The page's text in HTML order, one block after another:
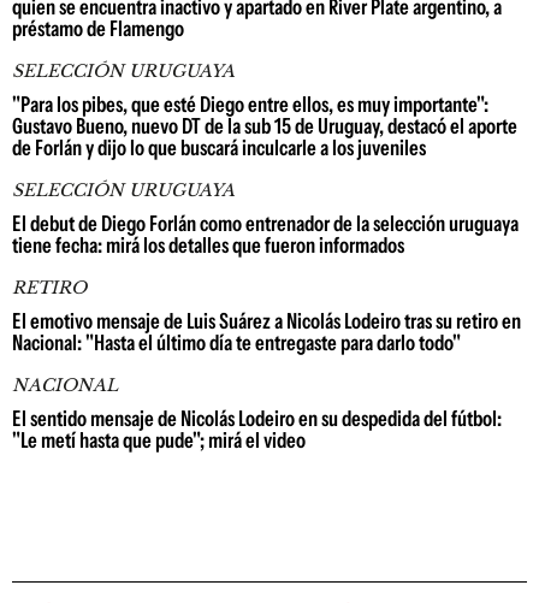
quien se encuentra inactivo y apartado en River Plate argentino, a
préstamo de Flamengo
SELECCIÓN URUGUAYA
"Para los pibes, que esté Diego entre ellos, es muy importante":
Gustavo Bueno, nuevo DT de la sub 15 de Uruguay, destacó el aporte
de Forlán y dijo lo que buscará inculcarle a los juveniles
SELECCIÓN URUGUAYA
El debut de Diego Forlán como entrenador de la selección uruguaya
tiene fecha: mirá los detalles que fueron informados
RETIRO
El emotivo mensaje de Luis Suárez a Nicolás Lodeiro tras su retiro en
Nacional: "Hasta el último día te entregaste para darlo todo"
NACIONAL
El sentido mensaje de Nicolás Lodeiro en su despedida del fútbol:
"Le metí hasta que pude"; mirá el video